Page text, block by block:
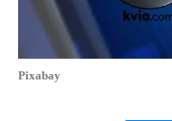
Pixabay